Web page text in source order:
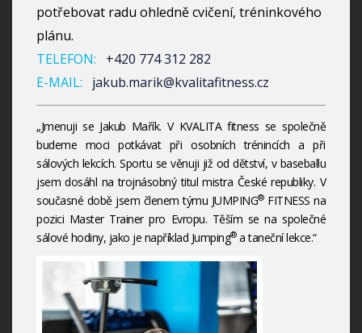
potřebovat radu ohledně cvičení, tréninkového
plánu.
TELEFON:
+420 774 312 282
E-MAIL:
jakub.marik@kvalitafitness.cz
„Jmenuji se Jakub Mařík. V KVALITA fitness se společně
budeme moci potkávat při osobních trénincích a při
sálových lekcích. Sportu se věnuji již od dětství, v baseballu
jsem dosáhl na trojnásobný titul mistra České republiky. V
současné době jsem členem týmu JUMPING®FITNESS na
pozici Master Trainer pro Evropu. Těším se na společné
sálové hodiny, jako je například Jumping®a taneční lekce.“